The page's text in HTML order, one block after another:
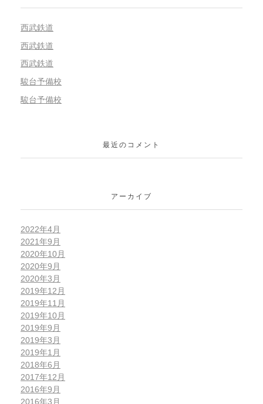
西武鉄道
西武鉄道
西武鉄道
駿台予備校
駿台予備校
最近のコメント
アーカイブ
2022年4月
2021年9月
2020年10月
2020年9月
2020年3月
2019年12月
2019年11月
2019年10月
2019年9月
2019年3月
2019年1月
2018年6月
2017年12月
2016年9月
2016年3月